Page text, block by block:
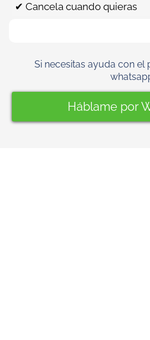
✔ Cancela cuando quieras
Si necesitas ayuda con
Háblame por